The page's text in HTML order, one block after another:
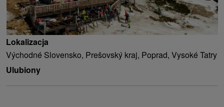
Lokalizacja
Východné Slovensko, Prešovský kraj, Poprad, Vysoké Tatry
Ulubiony